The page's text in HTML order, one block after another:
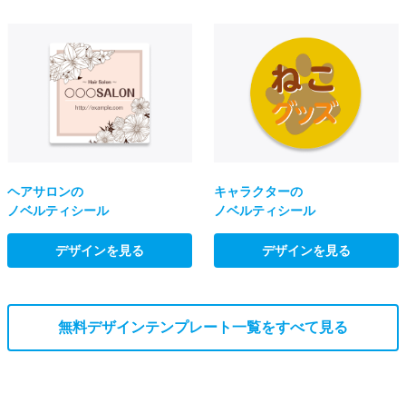
ヘアサロンの
ノベルティシール
デザインを見る
キャラクターの
ノベルティシール
デザインを見る
無料デザインテンプレート一覧をすべて見る